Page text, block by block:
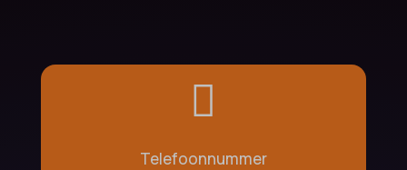

Telefoonnummer